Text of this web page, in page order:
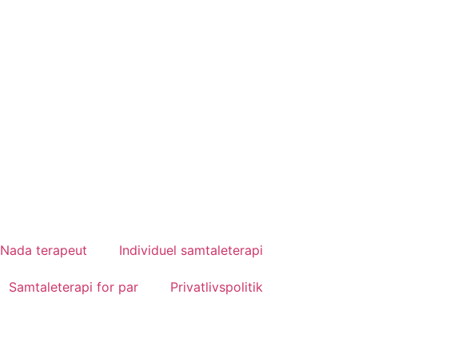
Nada terapeut Individuel samtaleterapi
Samtaleterapi for par Privatlivspolitik